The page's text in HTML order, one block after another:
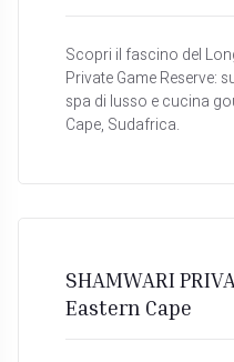
Scopri il fascino del
Private Game Reserve:
spa di lusso e cucina
Cape, Sudafrica.
SHAMWARI
Eastern Cape